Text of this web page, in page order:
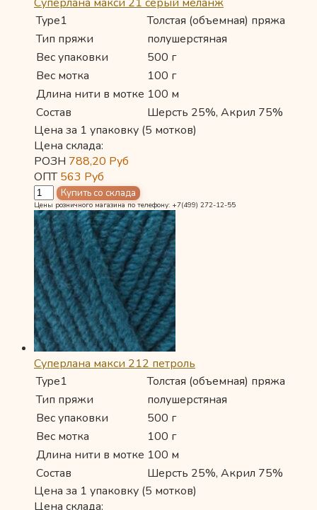
Type1
Толстая (объемная) пряжа
Тип пряжи
полушерстяная
Вес упаковки
500 г
Вес мотка
100 г
Длина нити в мотке 100 м
Состав
Шерсть 25%, Акрил 75%
Цена за 1 упаковку (5 мотков)
Цена склада:
РОЗН 788,20 Руб
ОПТ563 Руб
Цены розничного магазина по телефону: +7(499) 272-12-55
Суперлана макси 212 петроль
Type1
Толстая (объемная) пряжа
Тип пряжи
полушерстяная
Вес упаковки
500 г
Вес мотка
100 г
Длина нити в мотке 100 м
Состав
Шерсть 25%, Акрил 75%
Цена за 1 упаковку (5 мотков)
Цена склада: